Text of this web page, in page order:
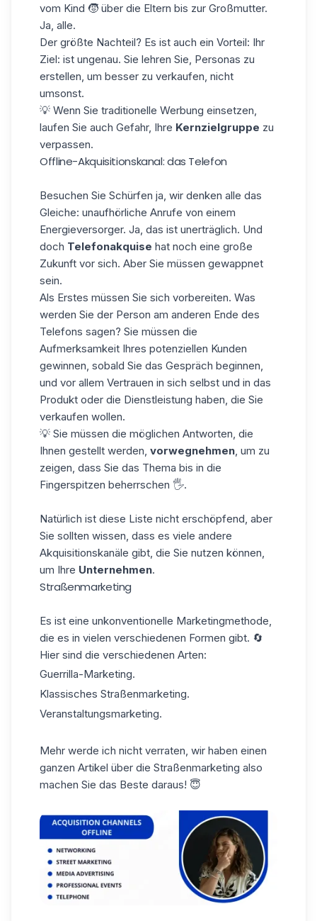
vom Kind 🧒 über die Eltern bis zur Großmutter.
Ja, alle.
Der größte Nachteil? Es ist auch ein Vorteil: Ihr
Ziel: ist ungenau. Sie lehren Sie, Personas zu
erstellen, um besser zu verkaufen, nicht
umsonst.
💡 Wenn Sie traditionelle Werbung einsetzen,
laufen Sie auch Gefahr, Ihre Kernzielgruppe zu
verpassen.
Offline-Akquisitionskanal: das Telefon
Besuchen Sie Schürfen ja, wir denken alle das
Gleiche: unaufhörliche Anrufe von einem
Energieversorger. Ja, das ist unerträglich. Und
doch Telefonakquise hat noch eine große
Zukunft vor sich. Aber Sie müssen gewappnet
sein.
Als Erstes müssen Sie sich vorbereiten. Was
werden Sie der Person am anderen Ende des
Telefons sagen? Sie müssen die
Aufmerksamkeit Ihres potenziellen Kunden
gewinnen, sobald Sie das Gespräch beginnen,
und vor allem Vertrauen in sich selbst und in das
Produkt oder die Dienstleistung haben, die Sie
verkaufen wollen.
💡 Sie müssen die möglichen Antworten, die
Ihnen gestellt werden, vorwegnehmen , um zu
zeigen, dass Sie das Thema bis in die
Fingerspitzen beherrschen 🖐️.
Natürlich ist diese Liste nicht erschöpfend, aber
Sie sollten wissen, dass es viele andere
Akquisitionskanäle gibt, die Sie nutzen können,
um Ihre Unternehmen.
Straßenmarketing
Es ist eine unkonventionelle Marketingmethode,
die es in vielen verschiedenen Formen gibt. 🔄
Hier sind die verschiedenen Arten:
Guerrilla-Marketing.
Klassisches Straßenmarketing.
Veranstaltungsmarketing.
Mehr werde ich nicht verraten, wir haben einen
ganzen Artikel über die Straßenmarketing also
machen Sie das Beste daraus! 😇